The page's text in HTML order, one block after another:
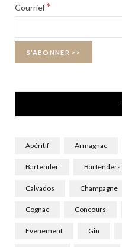
Courriel *
Apéritif Armagnac
Bartender Bartenders
Calvados Champagne
Cognac Concours
Evenement Gin